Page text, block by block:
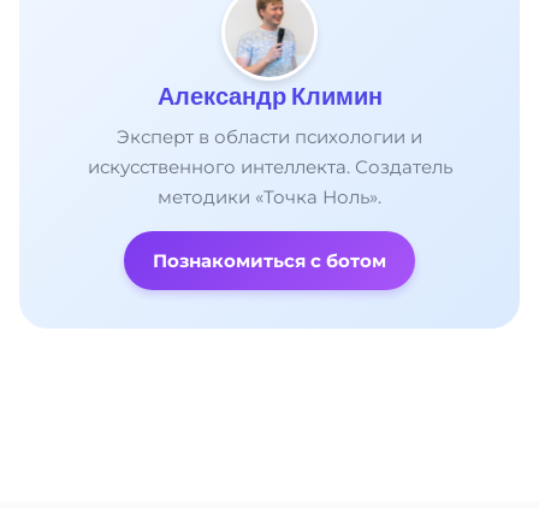
Александр Климин
Эксперт в области психологии и
искусственного интеллекта. Создатель
методики «Точка Ноль».
Познакомиться с ботом